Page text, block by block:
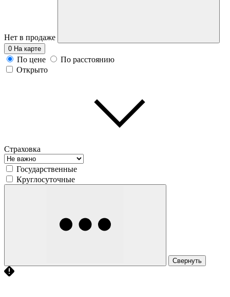
Нет в продаже
0 На карте
По цене
По расстоянию
Открыто
Страховка
Государственные
Круглосуточные
Свернуть